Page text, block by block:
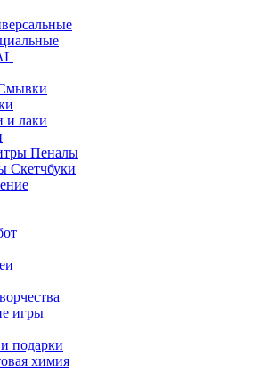
и лаки
Пеналы
Скетчбуки
игры
подарки
химия